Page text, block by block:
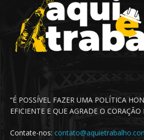
“É POSSÍVEL FAZER UMA POLÍTICA
EFICIENTE E QUE AGRADE O CORAÇÃO
Contate-nos: